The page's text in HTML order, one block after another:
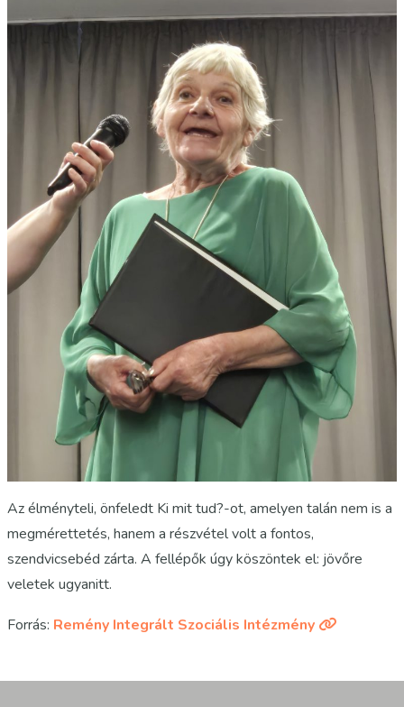
Az élményteli, önfeledt Ki mit tud?-ot, amelyen talán nem is a
megmérettetés, hanem a részvétel volt a fontos,
szendvicsebéd zárta. A fellépők úgy köszöntek el: jövőre
veletek ugyanitt.
Forrás: Remény Integrált Szociális Intézmény